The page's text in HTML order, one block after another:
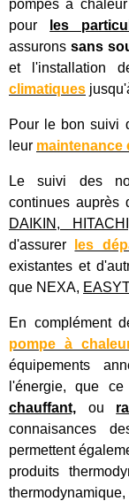
pompes à
pour
les
assuronssans
et l'installation
climatiques
Pour le bon suivi
leur maintenance
Le suivi des
continues auprès
DAIKIN,
d'assurer
les
existantes et
que NEXA,
En complément
pompe à
équipements
l'énergie, que
chauffant,
ou
connaisances
permettent
produits